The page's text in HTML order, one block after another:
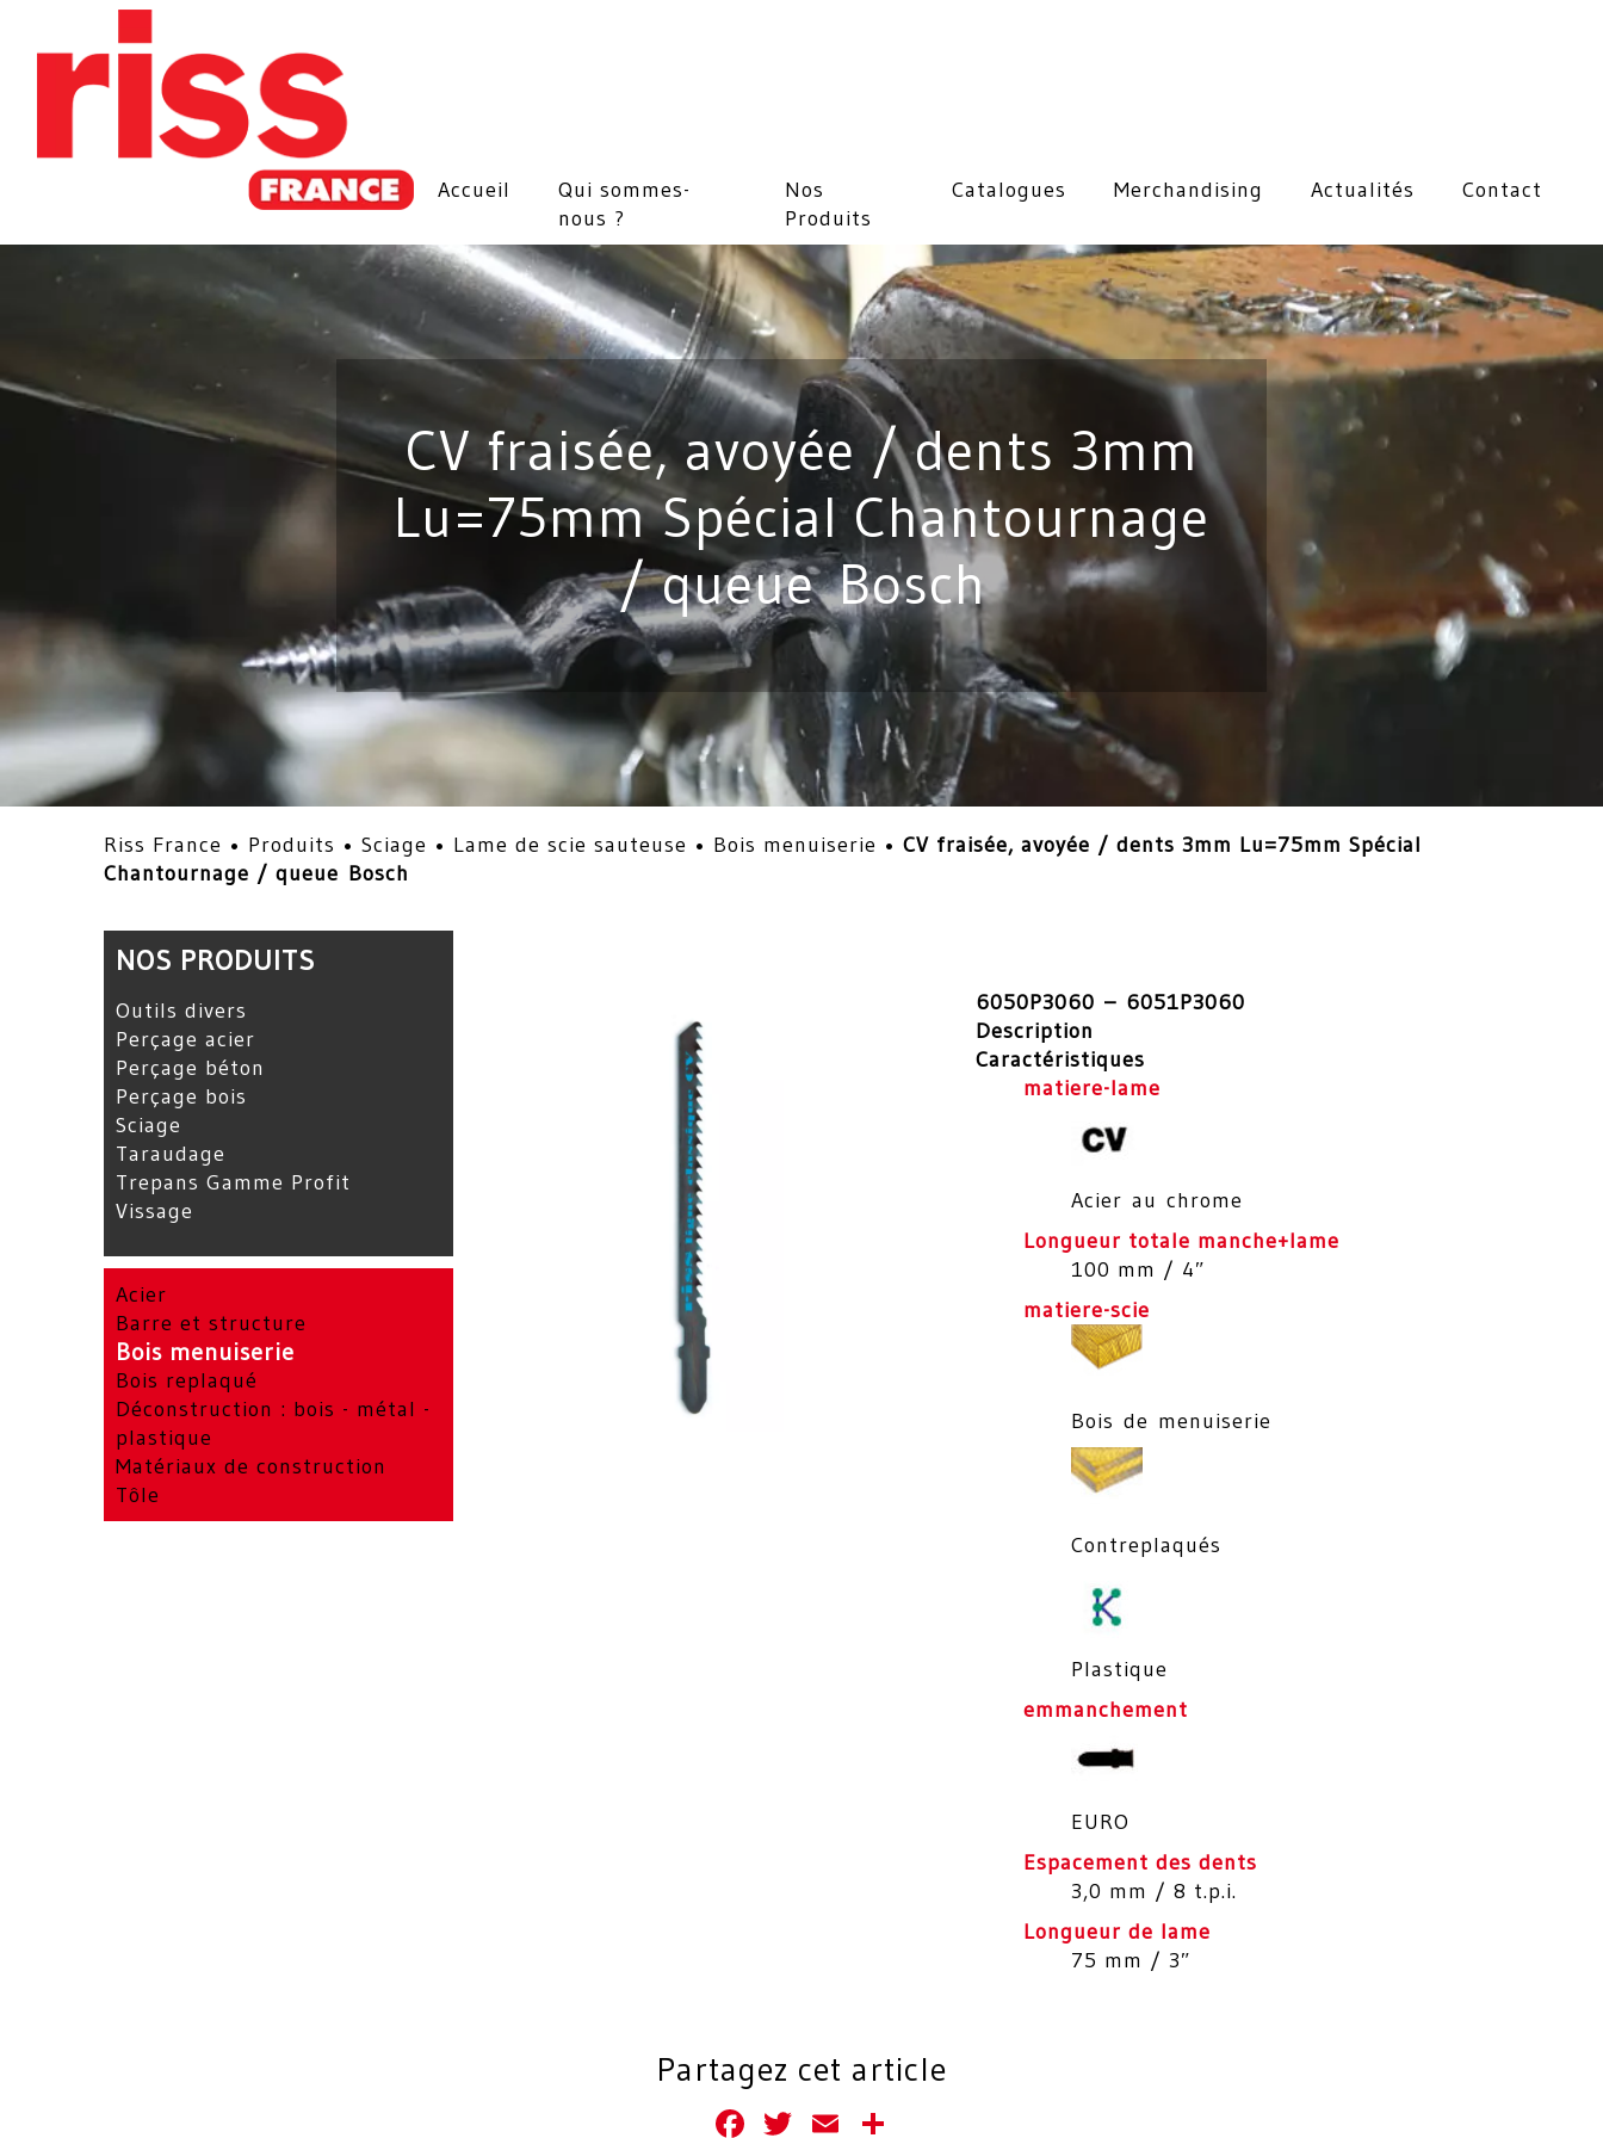
Accueil
Qui sommes-
nous ?
Nos
Produits
Catalogues Merchandising Actualités Contact
CV fraisée, avoyée / dents 3mm
Lu=75mm Spécial Chantournage
/ queue Bosch
Riss France • Produits • Sciage • Lame de scie sauteuse • Bois menuiserie • CV fraisée, avoyée / dents 3mm Lu=75mm Spécial
Chantournage / queue Bosch
NOS PRODUITS
Outils divers
Perçage acier
Perçage béton
Perçage bois
Sciage
Taraudage
Trepans Gamme Profit
Vissage
Acier
Barre et structure
Bois menuiserie
Bois replaqué
Déconstruction : bois - métal -
plastique
Matériaux de construction
Tôle
6050P3060 – 6051P3060
Description
Caractéristiques
matiere-lame
Acier au chrome
Longueur totale manche+lame
100 mm / 4″
matiere-scie
Bois de menuiserie
Contreplaqués
Plastique
emmanchement
EURO
Espacement des dents
3,0 mm / 8 t.p.i.
Longueur de lame
75 mm / 3″
Partagez cet article
Facebook
Twitter
Email